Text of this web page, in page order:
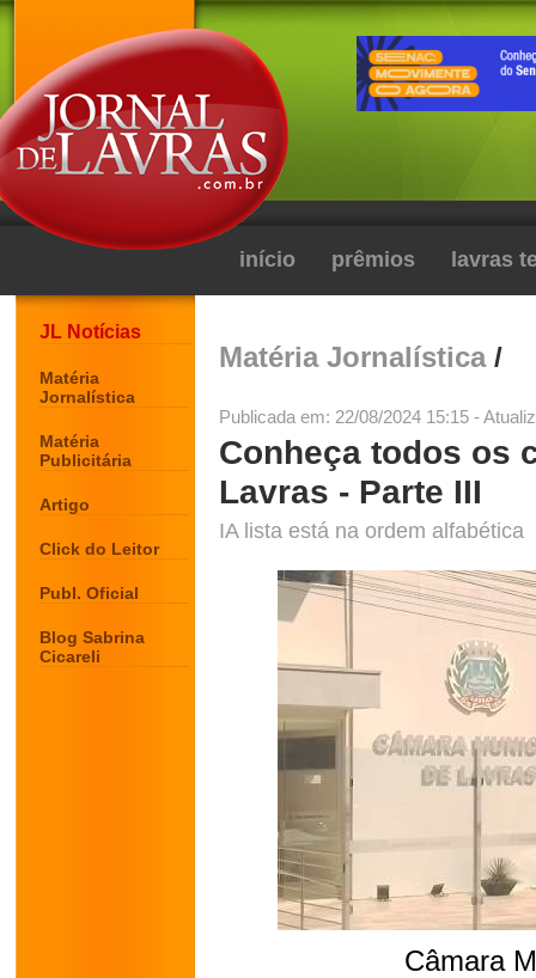
início prêmios lavras
JL Notícias
Matéria
Jornalística
Matéria
Publicitária
Artigo
Click do Leitor
Publ. Oficial
Blog Sabrina
Cicareli
Matéria Jornalística/
Publicada em: 22/08/2024 15:15 -
Conheça todos os
Lavras - Parte III
IA lista está na ordem alfabética
Câmara